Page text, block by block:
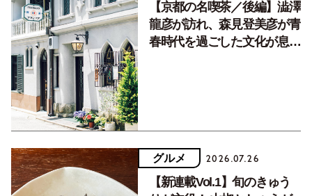
【京都の名喫茶／後編】澁澤
龍彦が訪れ、森見登美彦が青
春時代を過ごした文化が息づ
グルメ 2026.07.26
【新連載Vol.1】旬のきゅう